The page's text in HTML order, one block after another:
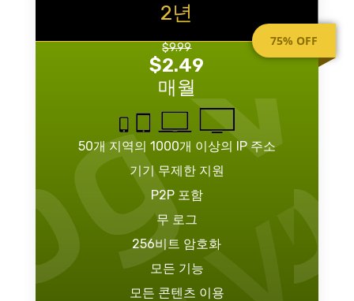
2년
75% OFF
$9.99
$2.49
매월
50개 지역의 1000개 이상의 IP 주소
기기 무제한 지원
P2P 포함
무 로그
256비트 암호화
모든 기능
모든 콘텐츠 이용